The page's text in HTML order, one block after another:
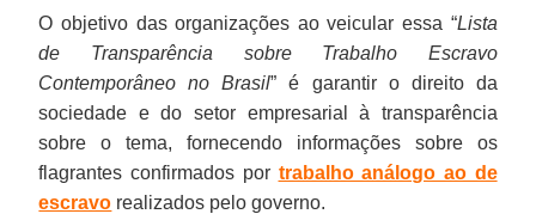
O objetivo das organizações ao veicular essa “Lista
de Transparência sobre Trabalho Escravo
Contemporâneo no Brasil” é garantir o direito da
sociedade e do setor empresarial à transparência
sobre o tema, fornecendo informações sobre os
flagrantes confirmados por trabalho análogo ao de
escravo realizados pelo governo.